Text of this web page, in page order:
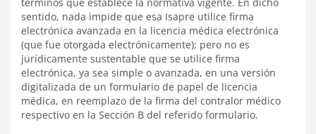
sentido, nada impide que esa Isapre utilice firma
electrónica avanzada en la licencia médica electrónica
(que fue otorgada electrónicamente); pero no es
jurídicamente sustentable que se utilice firma
electrónica, ya sea simple o avanzada, en una versión
digitalizada de un formulario de papel de licencia
médica, en reemplazo de la firma del contralor médico
respectivo en la Sección B del referido formulario.